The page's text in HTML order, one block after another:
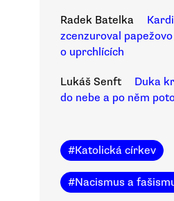
Radek Batelka
zcenzuroval
o uprchlících
Lukáš Senft
Duka
do nebe a po něm
#Katolická církev
#Nacismus a